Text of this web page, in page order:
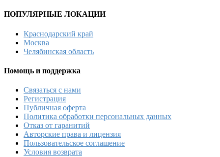
ПОПУЛЯРНЫЕ ЛОКАЦИИ
Краснодарский край
Москва
Челябинская область
Помощь и поддержка
Связаться с нами
Регистрация
Публичная оферта
Политика обработки персональных данных
Отказ от гаранитий
Авторские права и лицензия
Пользовательское соглашение
Условия возврата